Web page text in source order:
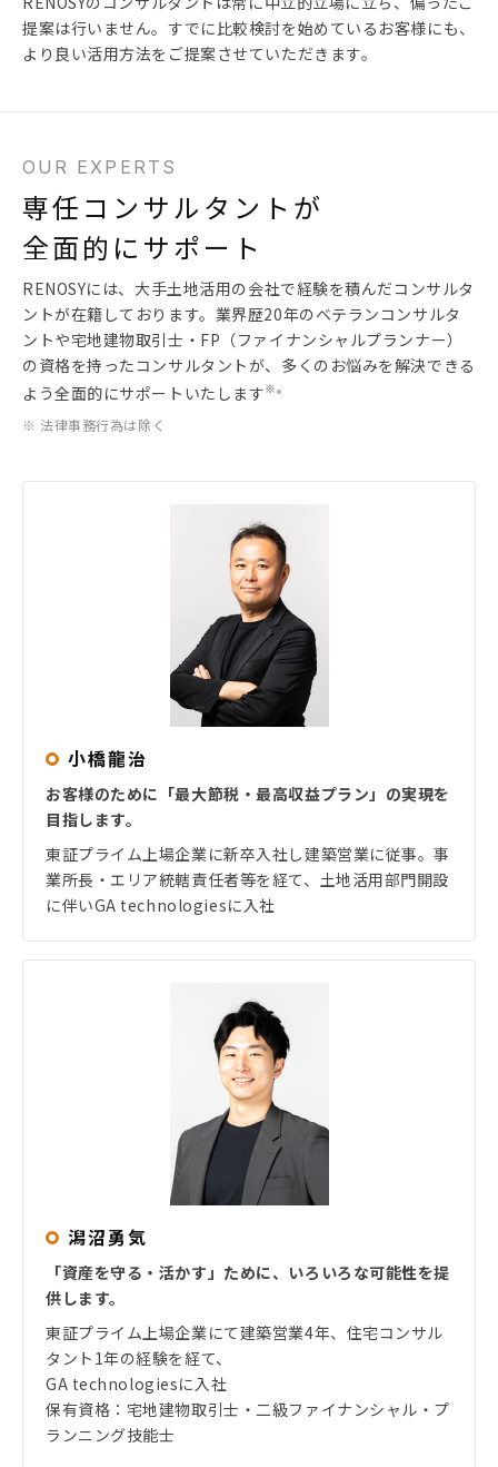
提案は行いません。すでに比較検討を始めているお客様にも、
より良い活用方法をご提案させていただきます。
OUR EXPERTS
専任コンサルタントが
全面的にサポート
RENOSYには、大手土地活用の会社で経験を積んだコンサルタ
ントが在籍しております。業界歴20年のベテランコンサルタ
ントや宅地建物取引士・FP（ファイナンシャルプランナー）
の資格を持ったコンサルタントが、多くのお悩みを解決できる
よう全面的にサポートいたします※。
※ 法律事務行為は除く
小橋龍治
お客様のために「最大節税・最高収益プラン」の実現を
目指します。
東証プライム上場企業に新卒入社し建築営業に従事。事
業所長・エリア統轄責任者等を経て、土地活用部門開設
に伴いGA technologiesに入社
潟沼勇気
「資産を守る・活かす」ために、いろいろな可能性を提
供します。
東証プライム上場企業にて建築営業4年、住宅コンサル
タント1年の経験を経て、
GA technologiesに入社
保有資格：宅地建物取引士・二級ファイナンシャル・プ
ランニング技能士